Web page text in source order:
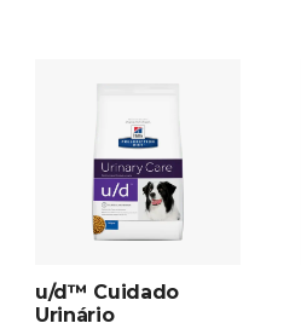
u/d™ Cuidado
Urinário